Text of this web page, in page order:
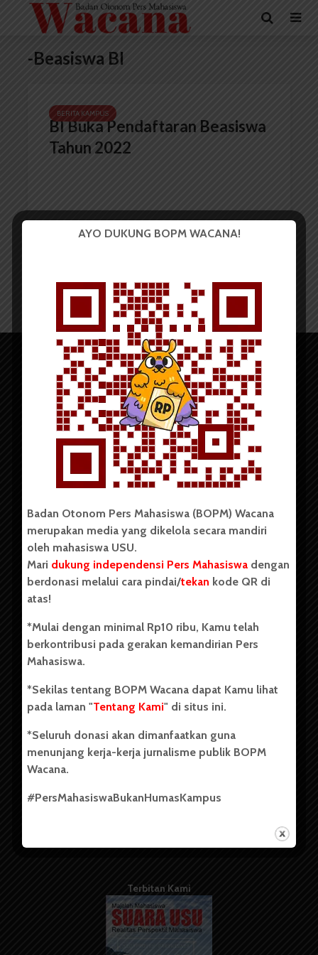
-Beasiswa BI
BERITA KAMPUS
BI Buka Pendaftaran Beasiswa
Tahun 2022
Copyright © 2023. All rights reserved BOPM WACANA.
Badan Otonom Pers Mahasiswa (BOPM) Wacana merupakan
pers mahasiswa yang berdiri di luar kampus dan dikelola
secara mandiri oleh mahasiswa Universitas Sumatera Utara
(USU). Sebelumnya BOPM Wacana merupakan salah satu
Unit Kegiatan Mahasiswa (UKM) di Universitas Sumatera
berdiri pada 1 Juli 1995.
Kontribusi
Info Iklan
Pedoman Media Siber
Kode Etik Jurnalistik
Terbitan Kami
AYO DUKUNG BOPM WACANA!
Badan Otonom Pers Mahasiswa (BOPM) Wacana
merupakan media yang dikelola secara mandiri
oleh mahasiswa USU.
Mari dukung independensi Pers Mahasiswa dengan
berdonasi melalui cara pindai/tekan kode QR di
atas!
*Mulai dengan minimal Rp10 ribu, Kamu telah
berkontribusi pada gerakan kemandirian Pers
Mahasiswa.
*Sekilas tentang BOPM Wacana dapat Kamu lihat
pada laman "Tentang Kami" di situs ini.
*Seluruh donasi akan dimanfaatkan guna
menunjang kerja-kerja jurnalisme publik BOPM
Wacana.
#PersMahasiswaBukanHumasKampus